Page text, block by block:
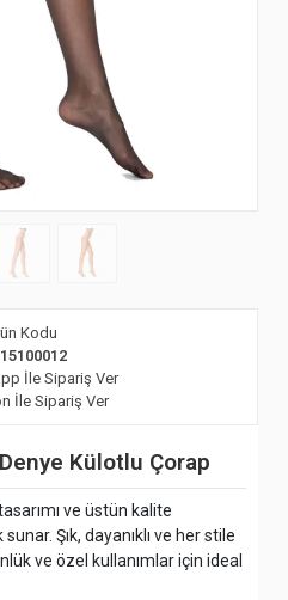
Kodu
İle Sipariş Ver
İle Sipariş Ver
Külotlu Çorap
ve üstün kalite
Şık, dayanıklı ve her stile
ve özel kullanımlar için ideal